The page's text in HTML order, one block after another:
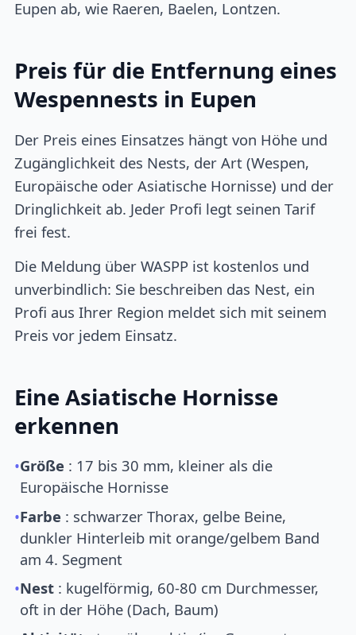
Eupen ab, wie Raeren, Baelen, Lontzen.
Preis für die Entfernung eines
Wespennests in Eupen
Der Preis eines Einsatzes hängt von Höhe und
Zugänglichkeit des Nests, der Art (Wespen,
Europäische oder Asiatische Hornisse) und der
Dringlichkeit ab. Jeder Profi legt seinen Tarif
frei fest.
Die Meldung über WASPP ist kostenlos und
unverbindlich: Sie beschreiben das Nest, ein
Profi aus Ihrer Region meldet sich mit seinem
Preis vor jedem Einsatz.
Eine Asiatische Hornisse
erkennen
•Größe : 17 bis 30 mm, kleiner als die
Europäische Hornisse
•Farbe : schwarzer Thorax, gelbe Beine,
dunkler Hinterleib mit orange/gelbem Band
am 4. Segment
•Nest : kugelförmig, 60-80 cm Durchmesser,
oft in der Höhe (Dach, Baum)